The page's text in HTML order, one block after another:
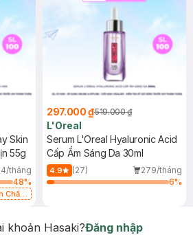
Skin
55g
tháng
48%
Chất
297.000 ₫519.000 ₫
L'Oreal
Serum L'Oreal Hyaluronic Acid
Cấp Ẩm Sáng Da 30ml
4.9 (27)
279/tháng
6%
khoản Hasaki?Đăng nhập